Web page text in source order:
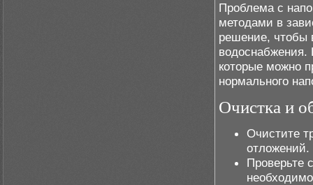
Проблема с
методами в
решение, чтобы
водоснабжения.
которые можно
нормального
Очистка и
Очистите
отложений.
Проверьте